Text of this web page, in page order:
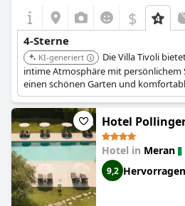
$
4-Sterne
KI-generiert
Die Villa Tivoli
intime Atmosphäre mit persönlichem
einen schönen Garten und
einen ruhigen Rückzugsort, während
Stadtzentrum liegt.
Hotel
Hotel in Meran
9,2